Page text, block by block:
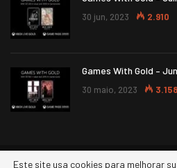
30 jun, 2023 2.910
Games With Gold –
30 maio, 2023 3.158
Este site usa cookies para melhorar